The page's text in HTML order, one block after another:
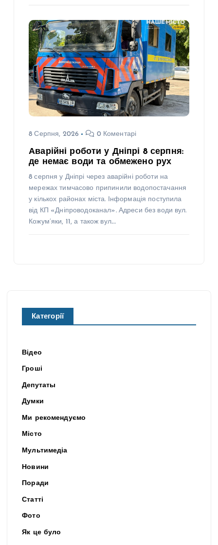
8 Серпня, 2026 0 Коментарі
Аварійні роботи у Дніпрі 8 серпня:
де немає води та обмежено рух
8 серпня у Дніпрі через аварійні роботи на
мережах тимчасово припинили водопостачання
у кількох районах міста. Інформація поступила
від КП «Дніпроводоканал». Адреси без води вул.
Кожум’яки, 11, а також вул.…
Категорії
Відео
Гроші
Депутаты
Думки
Ми рекомендуємо
Місто
Мультимедіа
Новини
Поради
Статті
Фото
Як це було